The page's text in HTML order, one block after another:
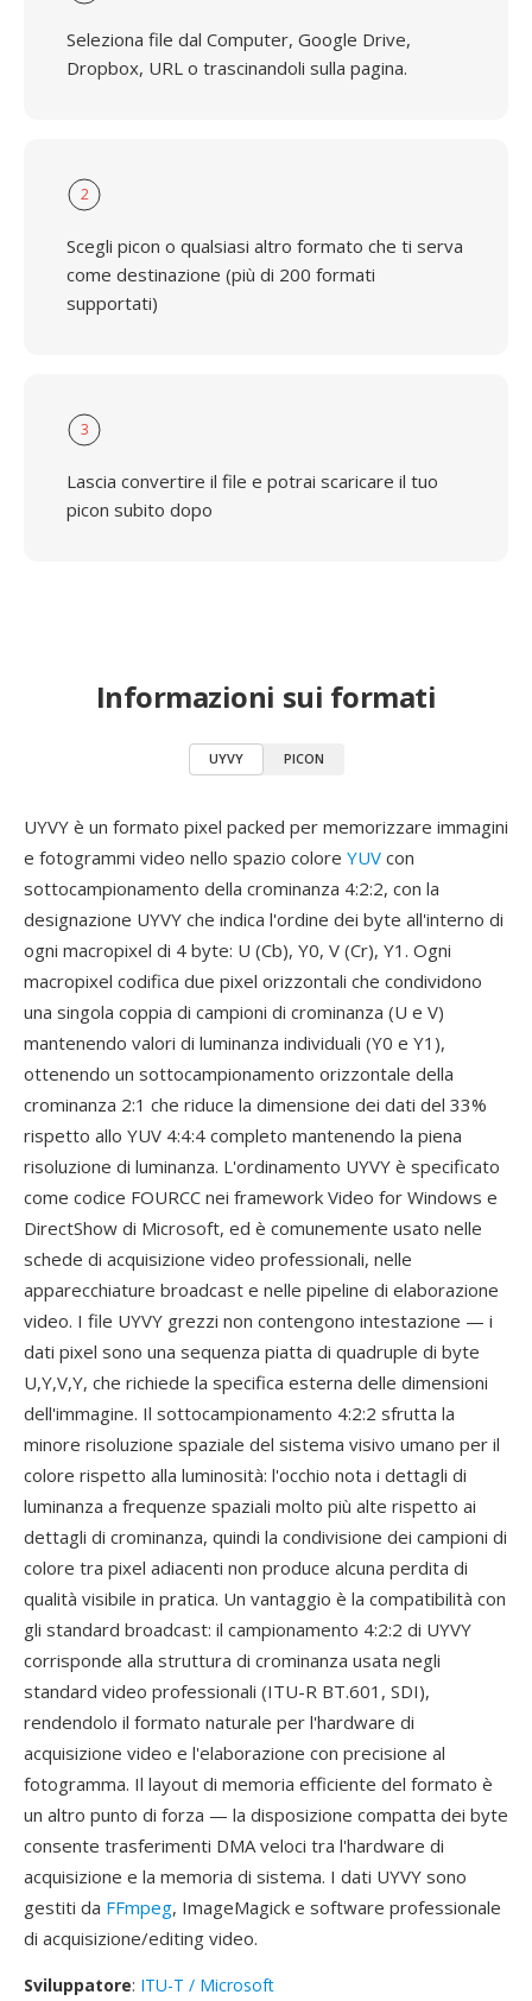
Seleziona file dal Computer, Google Drive,
Dropbox, URL o trascinandoli sulla pagina.
2
Scegli picon o qualsiasi altro formato che ti serva
come destinazione (più di 200 formati
supportati)
3
Lascia convertire il file e potrai scaricare il tuo
picon subito dopo
Informazioni sui formati
UYVY PICON
UYVY è un formato pixel packed per memorizzare immagini
e fotogrammi video nello spazio colore YUV con
sottocampionamento della crominanza 4:2:2, con la
designazione UYVY che indica l'ordine dei byte all'interno di
ogni macropixel di 4 byte: U (Cb), Y0, V (Cr), Y1. Ogni
macropixel codifica due pixel orizzontali che condividono
una singola coppia di campioni di crominanza (U e V)
mantenendo valori di luminanza individuali (Y0 e Y1),
ottenendo un sottocampionamento orizzontale della
crominanza 2:1 che riduce la dimensione dei dati del 33%
rispetto allo YUV 4:4:4 completo mantenendo la piena
risoluzione di luminanza. L'ordinamento UYVY è specificato
come codice FOURCC nei framework Video for Windows e
DirectShow di Microsoft, ed è comunemente usato nelle
schede di acquisizione video professionali, nelle
apparecchiature broadcast e nelle pipeline di elaborazione
video. I file UYVY grezzi non contengono intestazione — i
dati pixel sono una sequenza piatta di quadruple di byte
U,Y,V,Y, che richiede la specifica esterna delle dimensioni
dell'immagine. Il sottocampionamento 4:2:2 sfrutta la
minore risoluzione spaziale del sistema visivo umano per il
colore rispetto alla luminosità: l'occhio nota i dettagli di
luminanza a frequenze spaziali molto più alte rispetto ai
dettagli di crominanza, quindi la condivisione dei campioni di
colore tra pixel adiacenti non produce alcuna perdita di
qualità visibile in pratica. Un vantaggio è la compatibilità con
gli standard broadcast: il campionamento 4:2:2 di UYVY
corrisponde alla struttura di crominanza usata negli
standard video professionali (ITU-R BT.601, SDI),
rendendolo il formato naturale per l'hardware di
acquisizione video e l'elaborazione con precisione al
fotogramma. Il layout di memoria efficiente del formato è
un altro punto di forza — la disposizione compatta dei byte
consente trasferimenti DMA veloci tra l'hardware di
acquisizione e la memoria di sistema. I dati UYVY sono
gestiti da FFmpeg, ImageMagick e software professionale
di acquisizione/editing video.
Sviluppatore: ITU-T / Microsoft